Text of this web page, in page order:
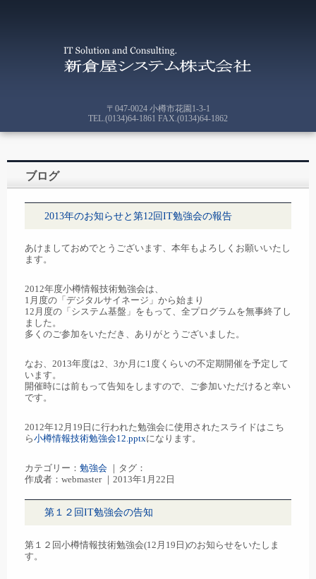
〒047-0024 小樽市花園1-3-1
TEL.(0134)64-1861 FAX.(0134)64-1862
ブログ
2013年のお知らせと第12回IT勉強会の報告
あけましておめでとうございます、本年もよろしくお願いいたし
ます。
2012年度小樽情報技術勉強会は、
1月度の「デジタルサイネージ」から始まり
12月度の「システム基盤」をもって、全プログラムを無事終了し
ました。
多くのご参加をいただき、ありがとうございました。
なお、2013年度は2、3か月に1度くらいの不定期開催を予定して
います。
開催時には前もって告知をしますので、ご参加いただけると幸い
です。
2012年12月19日に行われた勉強会に使用されたスライドはこち
ら小樽情報技術勉強会12.pptxになります。
カテゴリー： 勉強会 ｜タグ：
作成者：webmaster ｜2013年1月22日
第１２回IT勉強会の告知
第１２回小樽情報技術勉強会(12月19日)のお知らせをいたしま
す。